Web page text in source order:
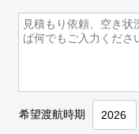
希望渡航時期